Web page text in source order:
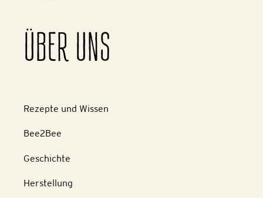
ÜBER UNS
Rezepte und Wissen
Bee2Bee
Geschichte
Herstellung